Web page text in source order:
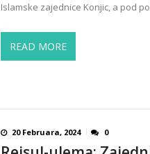
Islamske zajednice Konjic, a pod
READ MORE
20 Februara, 2024 0